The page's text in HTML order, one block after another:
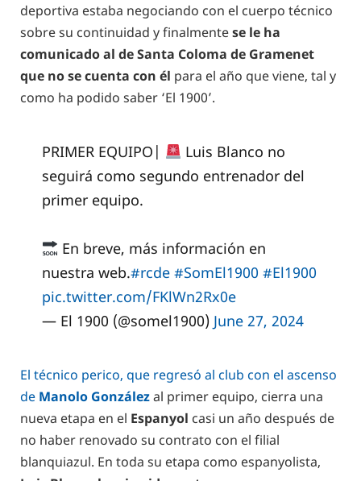
deportiva estaba negociando con el cuerpo técnico
sobre su continuidad y finalmentese le ha
comunicado al de Santa Coloma de Gramenet
que no se cuenta con él para el año que viene, tal y
como ha podido saber ‘El 1900’.
PRIMER EQUIPO|
Luis Blanco no
seguirá como segundo entrenador del
primer equipo.
En breve, más información en
nuestra web.#rcde #SomEl1900 #El1900
pic.twitter.com/FKlWn2Rx0e
— El 1900 (@somel1900) June 27, 2024
El técnico perico, que regresó al club con el ascenso
de Manolo Gonzálezal primer equipo, cierra una
nueva etapa en el Espanyol casi un año después de
no haber renovado su contrato con el filial
blanquiazul. En toda su etapa como espanyolista,